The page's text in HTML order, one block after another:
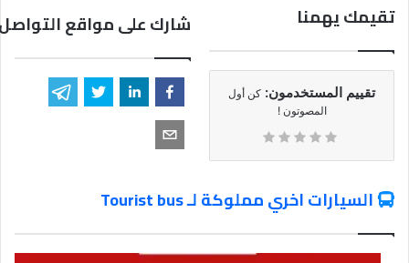
تقيمك يهمنا
تقييم المستخدمون: كن أول
المصوتون !
شارك على مواقع
السيارات اخري مملوكة لـ Tourist bus